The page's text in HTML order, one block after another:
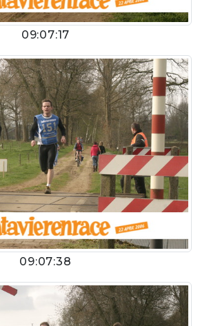
09:07:17
09:07:38